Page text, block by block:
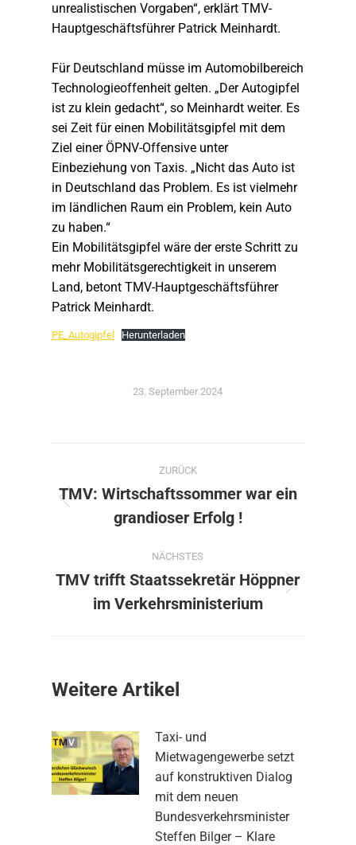
unrealistischen Vorgaben“, erklärt TMV-
Hauptgeschäftsführer Patrick Meinhardt.
Für Deutschland müsse im Automobilbereich
Technologieoffenheit gelten. „Der Autogipfel
ist zu klein gedacht“, so Meinhardt weiter. Es
sei Zeit für einen Mobilitätsgipfel mit dem
Ziel einer ÖPNV-Offensive unter
Einbeziehung von Taxis. „Nicht das Auto ist
in Deutschland das Problem. Es ist vielmehr
im ländlichen Raum ein Problem, kein Auto
zu haben.“
Ein Mobilitätsgipfel wäre der erste Schritt zu
mehr Mobilitätsgerechtigkeit in unserem
Land, betont TMV-Hauptgeschäftsführer
Patrick Meinhardt.
PE_Autogipfel Herunterladen
23. September 2024
Kommentarnavigation
ZURÜCK
Beitrag:
TMV: Wirtschaftssommer war ein
grandioser Erfolg !
NÄCHSTES
Beitrag:
TMV trifft Staatssekretär Höppner
im Verkehrsministerium
Weitere Artikel
Taxi- und
Mietwagengewerbe setzt
auf konstruktiven Dialog
mit dem neuen
Bundesverkehrsminister
Steffen Bilger – Klare